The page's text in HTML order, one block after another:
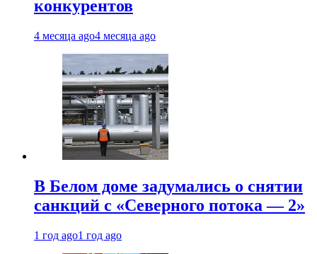
конкурентов
4 месяца ago4 месяца ago
В Белом доме задумались о снятии
санкций с «Северного потока — 2»
1 год ago1 год ago